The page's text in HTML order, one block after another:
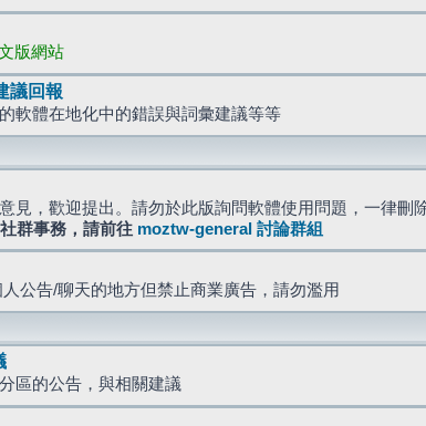
版網站
議回報
軟體在地化中的錯誤與詞彙建議等等
見，歡迎提出。請勿於此版詢問軟體使用問題，一律刪除
群事務，請前往 moztw-general 討論群組
公告/聊天的地方但禁止商業廣告，請勿濫用
區的公告，與相關建議